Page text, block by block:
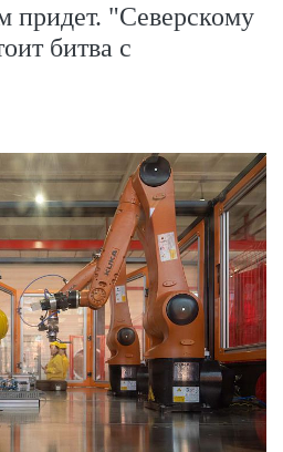
придет. "Северскому
битва с